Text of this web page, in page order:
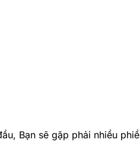
Bạn sẽ gặp phải nhiều